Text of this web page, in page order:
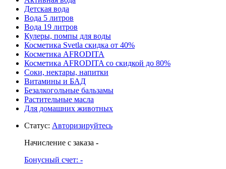
Детская вода
Вода 5 литров
Вода 19 литров
Кулеры, помпы для воды
Косметика Svetla скидка от 40%
Косметика AFRODITA
Косметика AFRODITA со скидкой до 80%
Соки, нектары, напитки
Витамины и БАД
Безалкогольные бальзамы
Растительные масла
Для домашних животных
Статус: Авторизируйтесь
Начисление с заказа -
Бонусный счет: -